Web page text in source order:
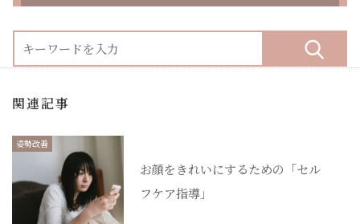
関連記事
姿勢改善
お顔をきれいにするための「セル
フケア指導」